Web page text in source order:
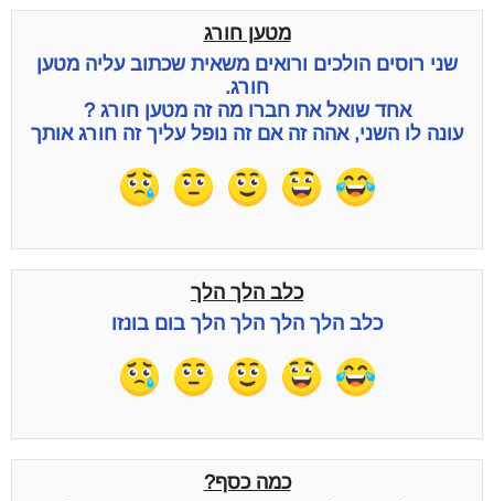
מטען חורג
שני רוסים הולכים ורואים משאית שכתוב עליה מטען
חורג.
אחד שואל את חברו מה זה מטען חורג ?
עונה לו השני, אהה זה אם זה נופל עליך זה חורג אותך
כלב הלך הלך
כלב הלך הלך הלך הלך בום בונזו
כמה כסף?